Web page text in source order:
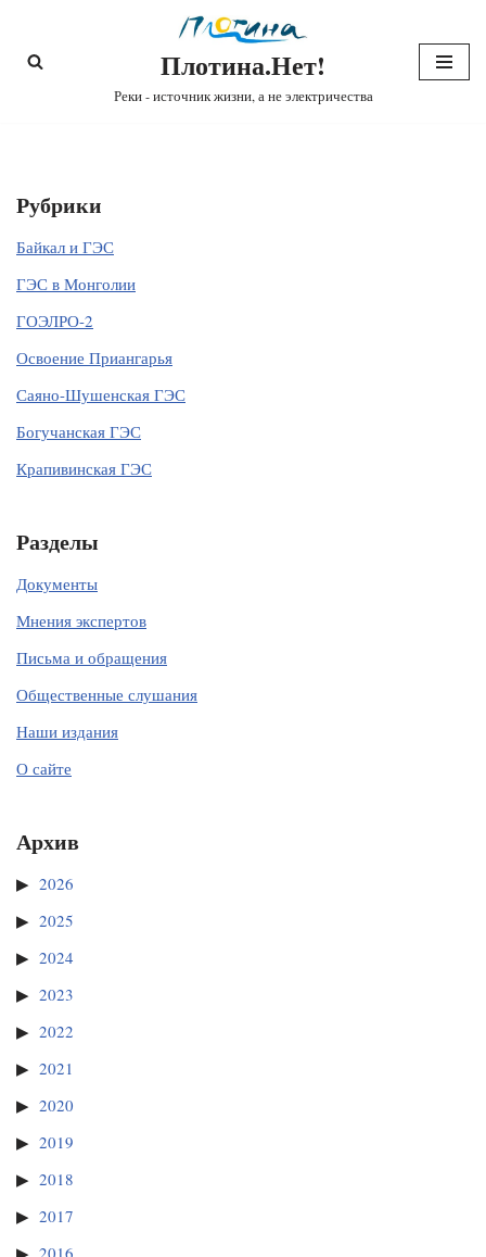
Перейти
Плотина.Нет!
Реки - источник жизни, а не электричества
Рубрики
Байкал и ГЭС
ГЭС в Монголии
ГОЭЛРО-2
Освоение Приангарья
Саяно-Шушенская ГЭС
Богучанская ГЭС
Крапивинская ГЭС
Разделы
Документы
Мнения экспертов
Письма и обращения
Общественные слушания
Наши издания
О сайте
Архив
2026
2025
2024
2023
2022
2021
2020
2019
2018
2017